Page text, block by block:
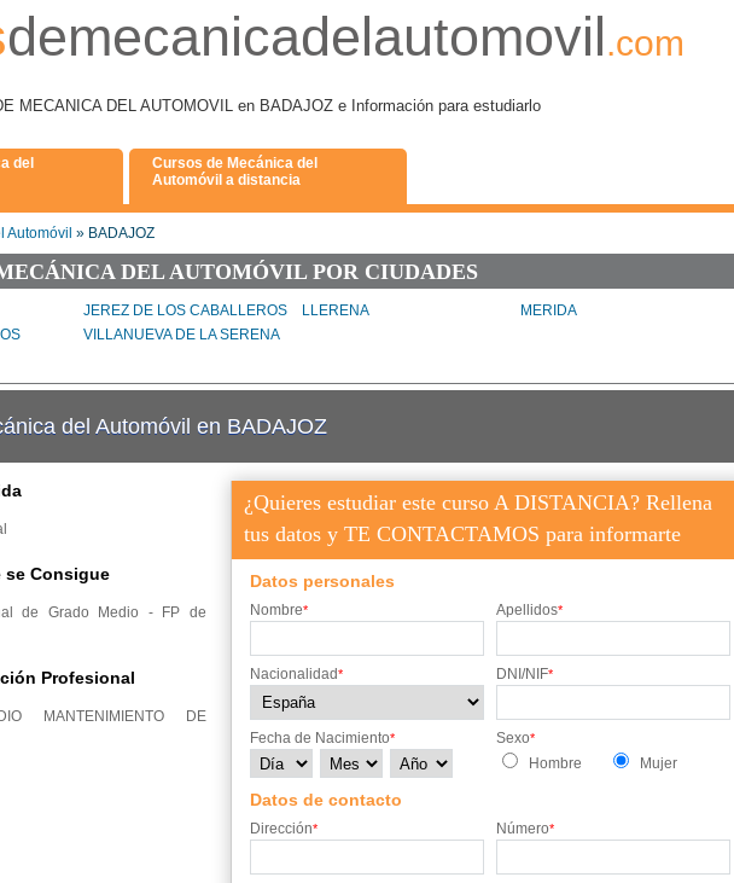
demecanicadelautomovil.com
MECANICA DEL AUTOMOVIL en BADAJOZ e Información para estudiarlo
del
Cursos de Mecánica del
Automóvil a distancia
Automóvil » BADAJOZ
DEL AUTOMÓVIL POR CIUDADES
JEREZ DE LOS CABALLEROS LLERENA
MERIDA
VILLANUEVA DE LA SERENA
del Automóvil en BADAJOZ
¿Quieres estudiar este curso A DISTANCIA? Rellena
tus datos y TE CONTACTAMOS para informarte
Datos personales
Nombre* Apellidos*
Nacionalidad* DNI/NIF*
Fecha de Nacimiento* Sexo*
Hombre Mujer
Datos de contacto
Dirección* Número*
Consigue
de Grado Medio - FP de
Profesional
MANTENIMIENTO DE